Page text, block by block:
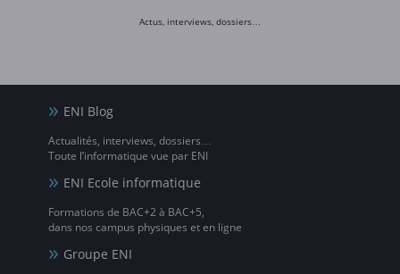
Actus, interviews, dossiers…
ENI Blog
Actualités, interviews, dossiers…
Toute l’informatique vue par ENI
ENI Ecole informatique
Formations de BAC+2 à BAC+5,
dans nos campus physiques et en ligne
Groupe ENI